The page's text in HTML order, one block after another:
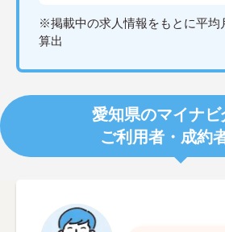
※掲載中の求人情報をもとに平均
算出
愛知県のマイナビ
ご利用者・成約